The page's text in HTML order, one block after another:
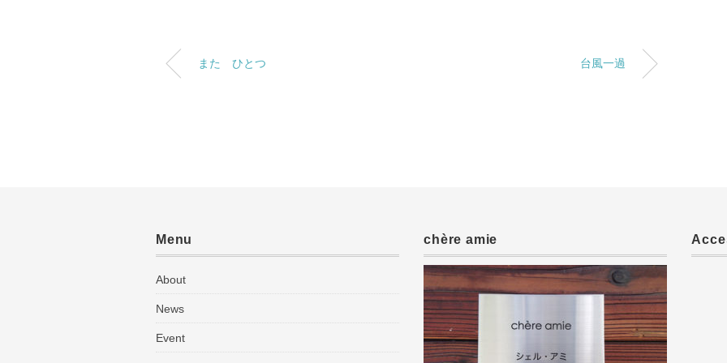
また ひとつ 台風一過
Menu
About
News
Event
chère amie